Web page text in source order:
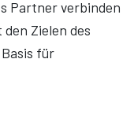
Partner verbinden
Zielen des
für